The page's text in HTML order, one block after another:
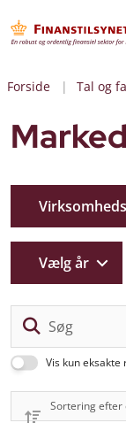
Forside Tal og
Vis kun
Vælg år